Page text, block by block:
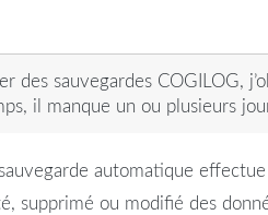
des sauvegardes COGILOG,
il manque un ou plusieurs
automatique
supprimé ou modifié des